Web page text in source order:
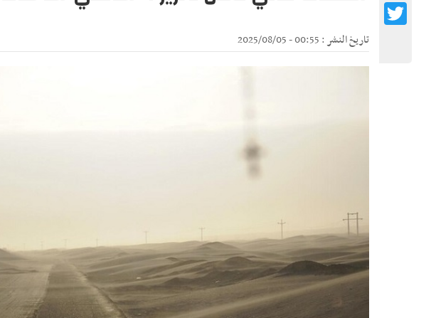
تاريخ النشر : 00:55 - 2025/08/05
Twitter